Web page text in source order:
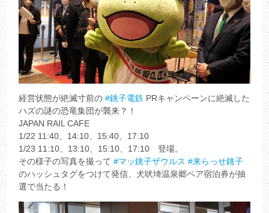
経営状態が絶滅寸前の#銚子電鉄 PRキャンペーンに絶滅した
ハズの謎の恐竜集団が襲来？！
JAPAN RAIL CAFE
1/22 11:40、14:10、15:40、17:10
1/23 11:10、13:10、15:10、17:10 登場。
その様子の写真を撮って#マッ銚子ザウルス #来らっせ銚子
のハッシュタグをつけて発信、犬吠埼温泉郷ペア宿泊券が抽
選で当たる！